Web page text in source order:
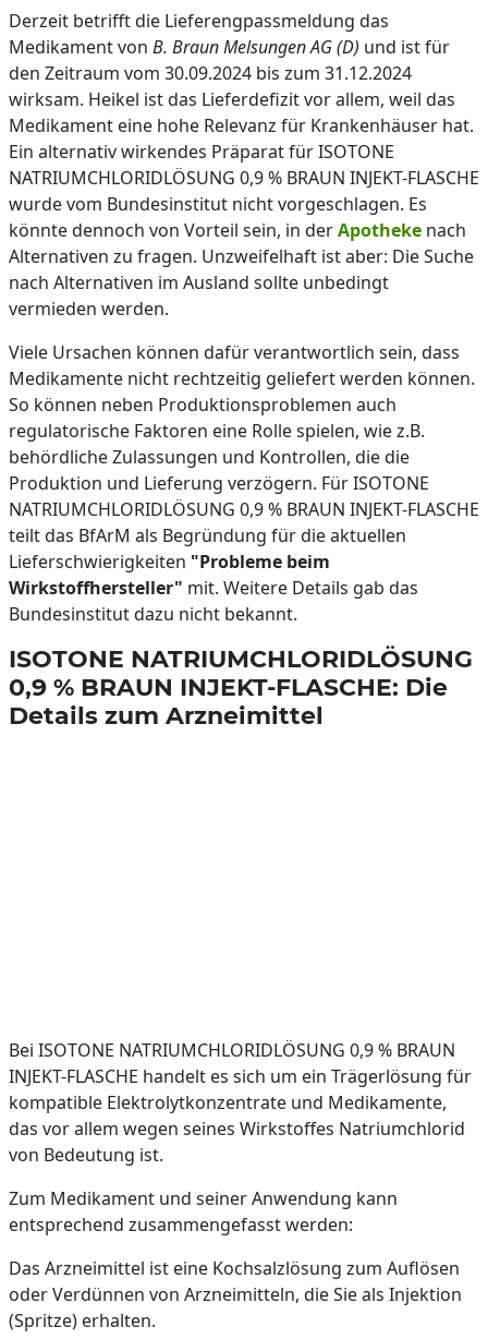
Derzeit betrifft die Lieferengpassmeldung das
Medikament von B. Braun Melsungen AG (D) und ist für
den Zeitraum vom 30.09.2024 bis zum 31.12.2024
wirksam. Heikel ist das Lieferdefizit vor allem, weil das
Medikament eine hohe Relevanz für Krankenhäuser hat.
Ein alternativ wirkendes Präparat für ISOTONE
NATRIUMCHLORIDLÖSUNG 0,9 % BRAUN INJEKT-FLASCHE
wurde vom Bundesinstitut nicht vorgeschlagen. Es
könnte dennoch von Vorteil sein, in derApotheke nach
Alternativen zu fragen. Unzweifelhaft ist aber: Die Suche
nach Alternativen im Ausland sollte unbedingt
vermieden werden.
Viele Ursachen können dafür verantwortlich sein, dass
Medikamente nicht rechtzeitig geliefert werden können.
So können neben Produktionsproblemen auch
regulatorische Faktoren eine Rolle spielen, wie z.B.
behördliche Zulassungen und Kontrollen, die die
Produktion und Lieferung verzögern. Für ISOTONE
NATRIUMCHLORIDLÖSUNG 0,9 % BRAUN INJEKT-FLASCHE
teilt das BfArM als Begründung für die aktuellen
Lieferschwierigkeiten "Probleme beim
Wirkstoffhersteller" mit. Weitere Details gab das
Bundesinstitut dazu nicht bekannt.
ISOTONE NATRIUMCHLORIDLÖSUNG
0,9 % BRAUN INJEKT-FLASCHE: Die
Details zum Arzneimittel
Bei ISOTONE NATRIUMCHLORIDLÖSUNG 0,9 % BRAUN
INJEKT-FLASCHE handelt es sich um ein Trägerlösung für
kompatible Elektrolytkonzentrate und Medikamente,
das vor allem wegen seines Wirkstoffes Natriumchlorid
von Bedeutung ist.
Zum Medikament und seiner Anwendung kann
entsprechend zusammengefasst werden:
Das Arzneimittel ist eine Kochsalzlösung zum Auflösen
oder Verdünnen von Arzneimitteln, die Sie als Injektion
(Spritze) erhalten.